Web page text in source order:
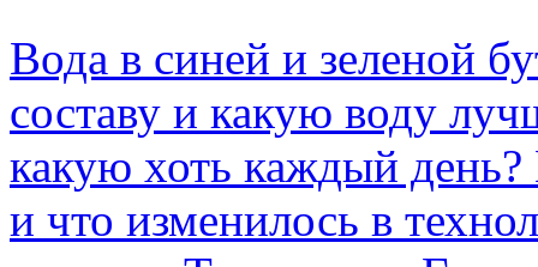
Вода в синей и зеленой
составу и какую воду
какую хоть каждый день?
и что изменилось в